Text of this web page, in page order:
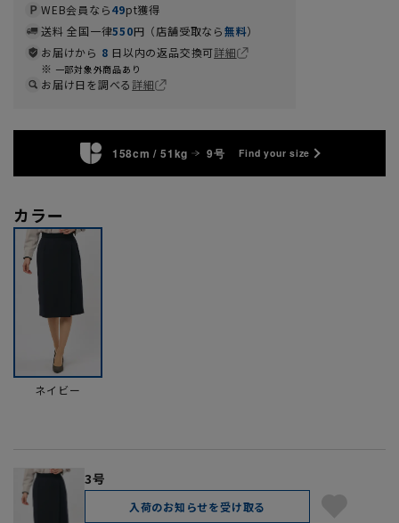
WEB会員なら49pt獲得
送料 全国一律550円（店舗受取なら無料）
お届けから 8 日以内の返品交換可詳細
一部対象外商品あり
お届け日を調べる詳細
158cm / 51kg 9号 Find your size
カラー
ネイビー
3号
入荷のお知らせを受け取る